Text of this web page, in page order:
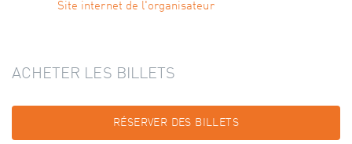
Site internet de l'organisateur
ACHETER LES BILLETS
RÉSERVER DES BILLETS